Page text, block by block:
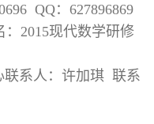
QQ：627896869
：2015现代数学研修
联系人：许加琪 联系